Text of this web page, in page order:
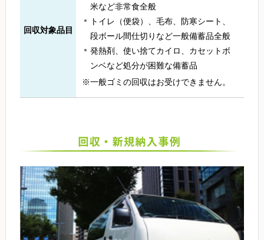
回収対象品目
米など非常食全般
トイレ（便袋）、毛布、防寒シート、
段ボール間仕切りなど一般備蓄品全般
発熱剤、使い捨てカイロ、カセットボ
ンベなど処分が困難な備蓄品
※一般ゴミの回収はお受けできません。